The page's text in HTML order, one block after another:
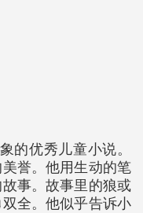
优秀儿童小说。
誉。他用生动的笔
事。故事里的狼或
全。他似乎告诉小